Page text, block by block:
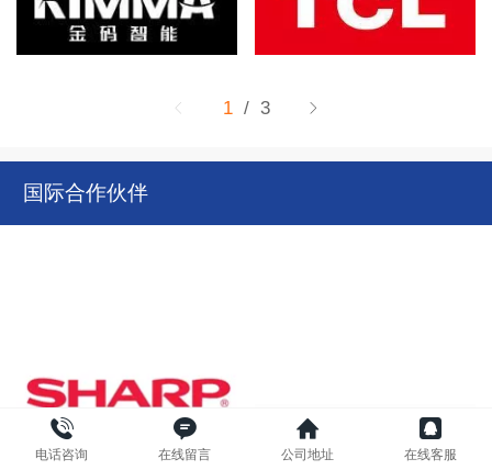
1 / 3
国际合作伙伴
电话咨询 在线留言 公司地址 在线客服